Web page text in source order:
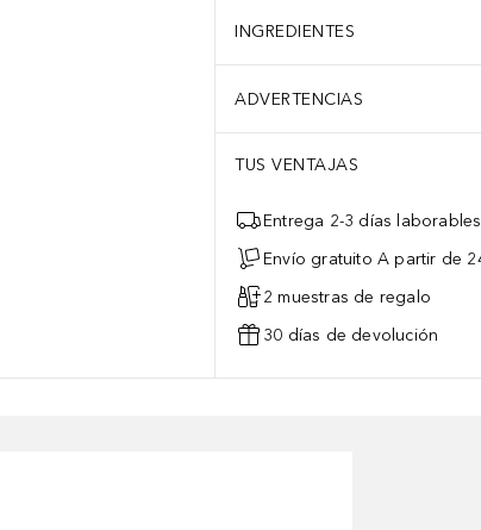
INGREDIENTES
ADVERTENCIAS
TUS VENTAJAS
Entrega 2-3 días laborables
Envío gratuito A partir de
2 muestras de regalo
30 días de devolución